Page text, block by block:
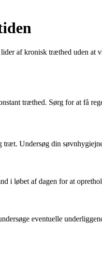
af kronisk træthed uden
træthed. Sørg for at få
Undersøg din
i løbet af dagen for at
eventuelle